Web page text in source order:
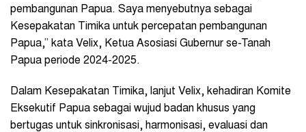
pembangunan Papua. Saya menyebutnya sebagai
Kesepakatan Timika untuk percepatan pembangunan
Papua,” kata Velix, Ketua Asosiasi Gubernur se-Tanah
Papua periode 2024-2025.
Dalam Kesepakatan Timika, lanjut Velix, kehadiran Komite
Eksekutif Papua sebagai wujud badan khusus yang
bertugas untuk sinkronisasi, harmonisasi, evaluasi dan